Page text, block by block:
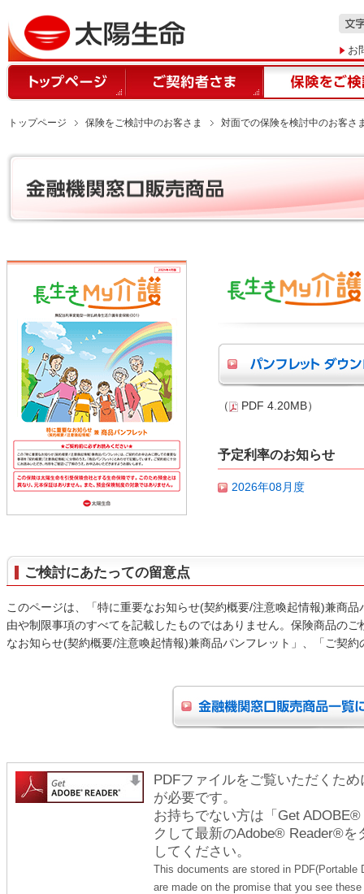
お
トップページ 保険をご検討中のお客さま 対面での保険を検討中のお客さ
（ PDF 4.20MB）
予定利率のお知らせ
2026年08月度
ご検討にあたっての留意点
このページは、「特に重要なお知らせ(契約概要/注意喚起情報)兼商
由や制限事項のすべてを記載したものではありません。保険商品の
なお知らせ(契約概要/注意喚起情報)兼商品パンフレット」、「ご契
PDFファイルをご覧いただくた
が必要です。
お持ちでない方は「Get
クして最新のAdobe® Reader®
してください。
This documents are stored in
are made on the promise that you see